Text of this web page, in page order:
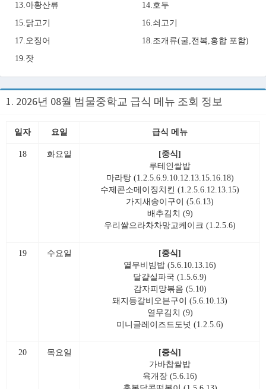
13.아황산류
14.호두
15.닭고기
16.쇠고기
17.오징어
18.조개류(굴,전복,홍합 포함)
19.잣
1. 2026년 08월 범물중학교 급식 메뉴 조회 정보
일자 요일 급식 메뉴
18 화요일
[중식]
루테인쌀밥
마라탕 (1.2.5.6.9.10.12.13.15.16.18)
수제콘소메이징치킨 (1.2.5.6.12.13.15)
가지새송이구이 (5.6.13)
배추김치 (9)
우리쌀으라차차망고케이크 (1.2.5.6)
19 수요일
[중식]
열무비빔밥 (5.6.10.13.16)
달걀실파국 (1.5.6.9)
감자피망볶음 (5.10)
돼지등갈비오븐구이 (5.6.10.13)
열무김치 (9)
미니글레이즈드도넛 (1.2.5.6)
20 목요일
[중식]
가바찹쌀밥
육개장 (5.6.16)